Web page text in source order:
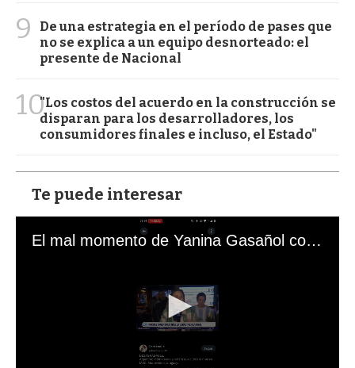
9
De una estrategia en el período de pases que
no se explica a un equipo desnorteado: el
presente de Nacional
10"Los costos del acuerdo en la construcción se
disparan para los desarrolladores, los
consumidores finales e incluso, el Estado"
Te puede interesar
El mal momento de Yanina Gasañol con un hincha argentino en "Subrayado"